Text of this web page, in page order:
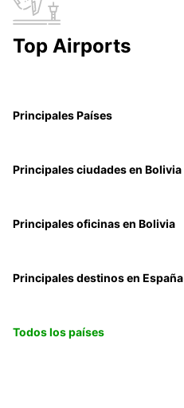
Top Airports
Principales Países
Principales ciudades en Bolivia
Principales oficinas en Bolivia
Principales destinos en España
Todos los países